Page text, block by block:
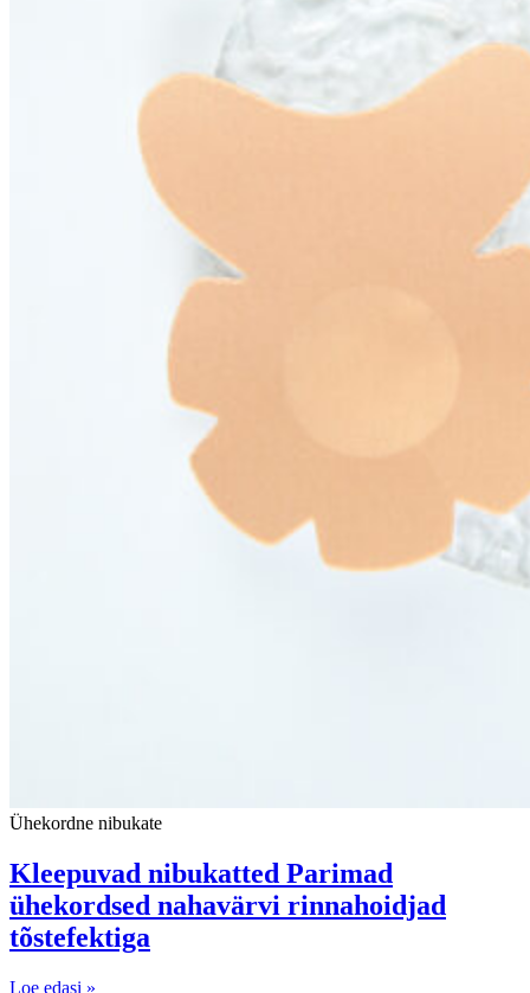
Ühekordne nibukate
Kleepuvad nibukatted Parimad
ühekordsed nahavärvi rinnahoidjad
tõstefektiga
Loe edasi »